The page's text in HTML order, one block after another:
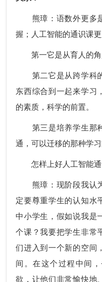
熊璋：语数外更多是
握；人工智能的通识课更
第一它是从育人的角
第二它是从跨学科的
东西综合到一起来学习
的素质，科学的前置。
第三是培养学生那种
通，可以迁移的那种学习
怎样上好人工智能通
熊璋：现阶段我认为
定要尊重学生的认知水
中小学生，假如说我是
个课？我要把学生非常
们进入到一个新的空间
间。在这个过程中间
欲，让他们非常愉快地